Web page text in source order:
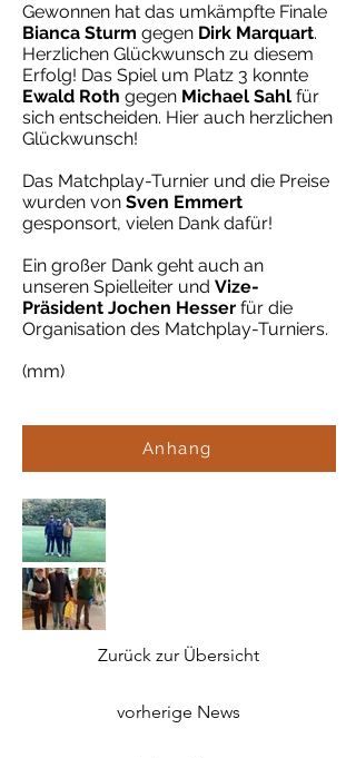
Gewonnen hat das umkämpfte Finale
Bianca Sturm gegen Dirk Marquart.
Herzlichen Glückwunsch zu diesem
Erfolg! Das Spiel um Platz 3 konnte
Ewald Roth gegen Michael Sahl für
sich entscheiden. Hier auch herzlichen
Glückwunsch!
Das Matchplay-Turnier und die Preise
wurden von Sven Emmert
gesponsort, vielen Dank dafür!
Ein großer Dank geht auch an
unseren Spielleiter und Vize-
Präsident Jochen Hesser für die
Organisation des Matchplay-Turniers.
(mm)
Anhang
Zurück zur Übersicht
vorherige News